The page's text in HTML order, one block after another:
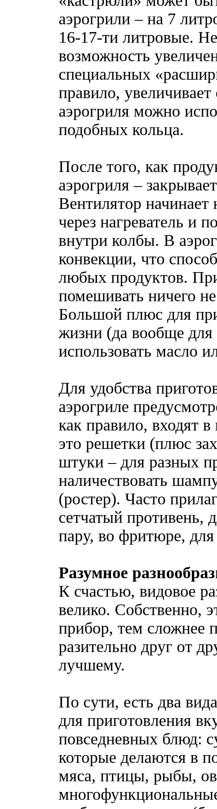
аэрогрили – на 7
16-17-ти литровые.
возможность
специальных
правило,
аэрогриля можно
подобных кольца.
После того, как
аэрогриля –
Вентилятор начинает
через нагреватель и
внутри колбы. В
конвекции, что
любых продуктов.
помешивать ничего
Большой плюс для
жизни (да вообще для
использовать масло
Для удобства
аэрогриле
как правило, входят
это решетки (плюс
штуки – для разных
наличествовать
(ростер). Часто
сетчатый противень,
пару, во фритюре,
Разумное
К счастью, видовое
велико. Собственно,
прибор, тем сложнее
разительно друг от
лучшему.
По сути, есть два
для приготовления
повседневных блюд:
которые делаются в
мяса, птицы, рыбы,